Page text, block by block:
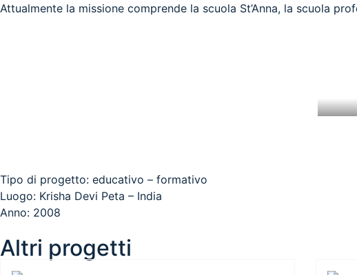
Attualmente la missione comprende la scuola St’Anna, la scuola
Tipo di progetto: educativo – formativo
Luogo: Krisha Devi Peta – India
Anno: 2008
Altri progetti